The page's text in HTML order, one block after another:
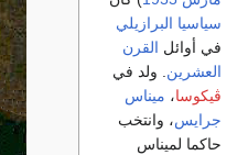
سياسيا البرازيلي
في أوائل القرن
العشرين . ولد في
ڤيكوسا، ميناس
جرايس، وانتخب
حاكما لميناس